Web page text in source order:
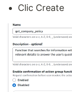
Clic Create